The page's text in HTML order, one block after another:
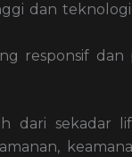
dan
responsif dan
dari sekadar